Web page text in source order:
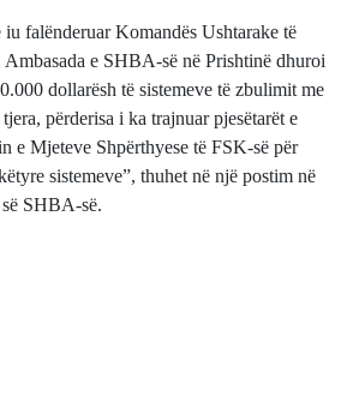
iu falënderuar Komandës Ushtarake të
e SHBA-së në Prishtinë dhuroi
dollarësh të sistemeve të zbulimit me
përderisa i ka trajnuar pjesëtarët e
e Mjeteve Shpërthyese të FSK-së për
sistemeve”, thuhet në një postim në
SHBA-së.